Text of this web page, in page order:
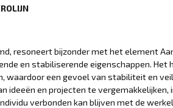
resoneert bijzonder met het element
en stabiliserende eigenschappen. Het
een gevoel van stabiliteit en
en projecten te vergemakkelijken,
verbonden kan blijven met de